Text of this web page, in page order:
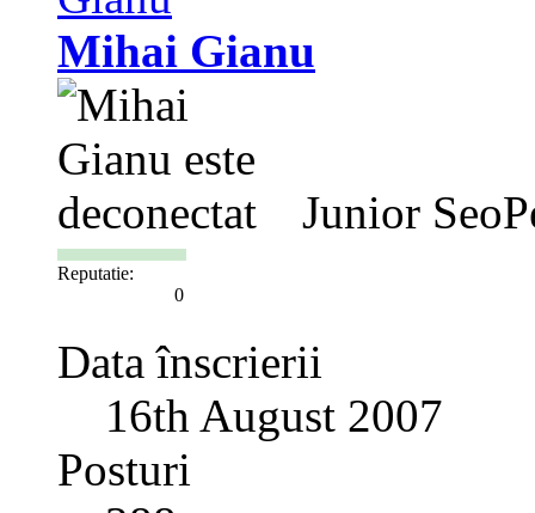
Mihai Gianu
Junior
Reputatie:
0
Data înscrierii
16th August 2007
Posturi